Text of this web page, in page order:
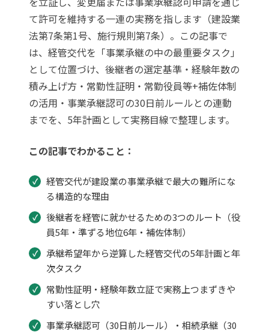
て許可を維持する一連の実務を指します（建設業
法第7条第1号、施行規則第7条）。この記事で
は、経管交代を「事業承継の中の最重要タスク」
として位置づけ、後継者の選定基準・経験年数の
積み上げ方・常勤性証明・常勤役員等+補佐体制
の活用・事業承継認可の30日前ルールとの連動
までを、5年計画として実務目線で整理します。
この記事でわかること：
経管交代が建設業の事業承継で最大の難所にな
る構造的な理由
後継者を経管に就かせるための3つのルート（役
員5年・準ずる地位6年・補佐体制）
承継希望年から逆算した経管交代の5年計画と年
次タスク
常勤性証明・経験年数立証で実務上つまずきや
すい落とし穴
事業承継認可（30日前ルール）・相続承継（30